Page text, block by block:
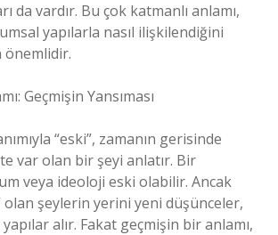
da vardır. Bu çok katmanlı anlamı,
yapılarla nasıl ilişkilendiğini
önemlidir.
Geçmişin Yansıması
“eski”, zamanın gerisinde
var olan bir şeyi anlatır. Bir
veya ideoloji eski olabilir. Ancak
olan şeylerin yerini yeni düşünceler,
alır. Fakat geçmişin bir anlamı,